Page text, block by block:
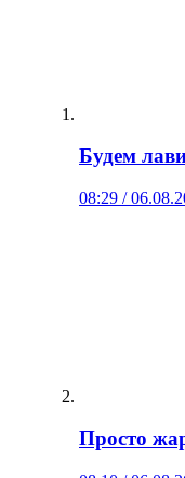
Будем
08:29 /
Просто